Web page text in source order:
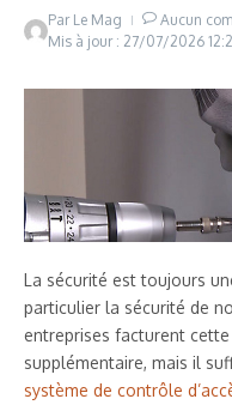
Par Le Mag Aucun
Mis à jour : 27/07/2026
La sécurité est toujours
particulier la sécurité de
entreprises facturent
supplémentaire, mais il
système de contrôle